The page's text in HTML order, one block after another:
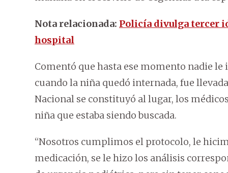
Nota relacionada: Policía divulga tercer
hospital
Comentó que hasta ese momento nadie le
cuando la niña quedó internada, fue
Nacional se constituyó al lugar, los
niña que estaba siendo buscada.
“Nosotros cumplimos el protocolo, le
medicación, se le hizo los análisis